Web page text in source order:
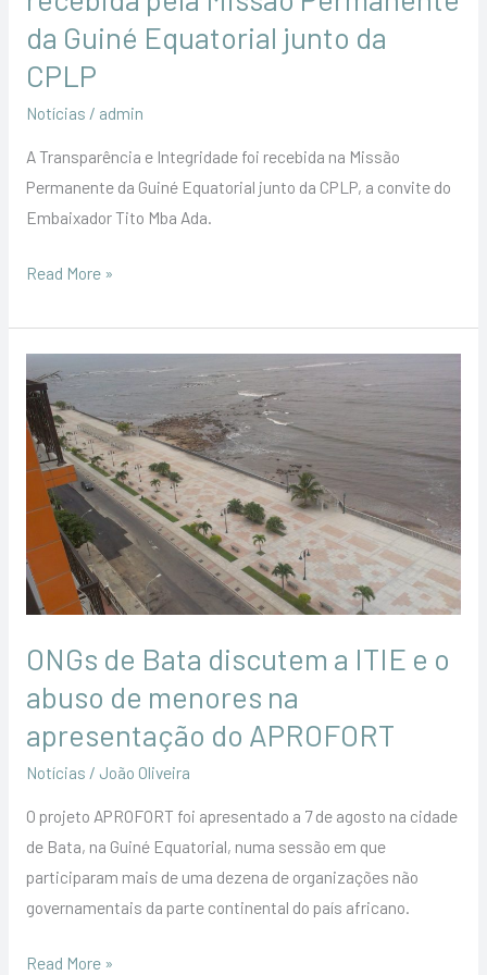
da Guiné Equatorial junto da
CPLP
Notícias / admin
A Transparência e Integridade foi recebida na Missão
Permanente da Guiné Equatorial junto da CPLP, a convite do
Embaixador Tito Mba Ada.
CPLP
Read More »
ONGs de Bata discutem a ITIE e o
abuso de menores na
apresentação do APROFORT
Notícias / João Oliveira
O projeto APROFORT foi apresentado a 7 de agosto na cidade
de Bata, na Guiné Equatorial, numa sessão em que
participaram mais de uma dezena de organizações não
governamentais da parte continental do país africano.
ONGs
de
Bata
discutem
ITIE
e
o
abuso
menores
na
apresentação
do
Read More »